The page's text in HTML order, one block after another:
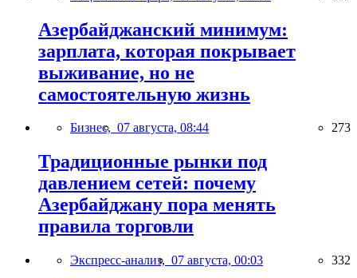
Азербайджанский минимум:
зарплата, которая покрывает
выживание, но не
самостоятельную жизнь
Бизнес, 07 августа, 08:44 273
Традиционные рынки под
давлением сетей: почему
Азербайджану пора менять
правила торговли
Экспресс-анализ, 07 августа, 00:03 332